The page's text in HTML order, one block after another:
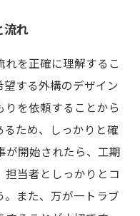
流れ
を正確に理解するこ
望する外構のデザイン
を依頼することから
ため、しっかりと確
が開始されたら、工期
当者としっかりとコ
。また、万が一トラブ